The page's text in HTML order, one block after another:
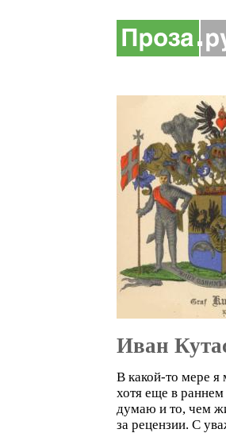
Иван
В какой-то мере я
хотя еще в
думаю и то, чем
за рецензии. С